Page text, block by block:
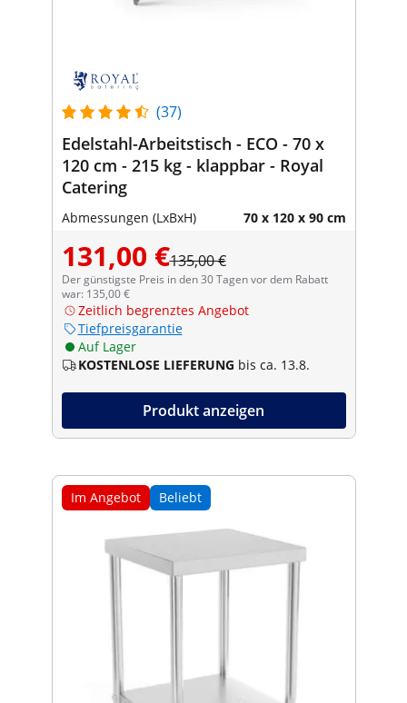
(37)
Edelstahl-Arbeitstisch - ECO - 70 x
120 cm - 215 kg - klappbar - Royal
Catering
Abmessungen (LxBxH) 70 x 120 x 90 cm
131,00 €135,00 €
Der günstigste Preis in den 30 Tagen vor dem Rabatt
war: 135,00 €
Zeitlich begrenztes Angebot
Tiefpreisgarantie
Auf Lager
KOSTENLOSE LIEFERUNG bis ca. 13.8.
Produkt anzeigen
Im Angebot Beliebt